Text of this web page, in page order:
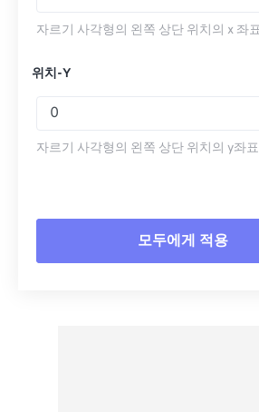
자르기 사각형의 왼쪽 상단 위치의 x 좌
위치-Y
자르기 사각형의 왼쪽 상단 위치의 y좌
모두에게 적용